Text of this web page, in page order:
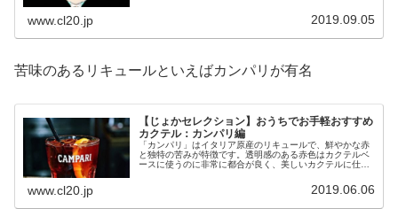
www.cl20.jp 2019.09.05
苦味のあるリキュールといえばカンパリが有名
【じょかセレクション】おうちでお手軽おすすめ
カクテル：カンパリ編
「カンパリ」はイタリア原産のリキュールで、鮮やかな赤
と独特の苦みが特徴です。透明感のある赤色はカクテルベ
ースに使うのに非常に都合が良く、美しいカクテルに仕上
www.cl20.jp 2019.06.06